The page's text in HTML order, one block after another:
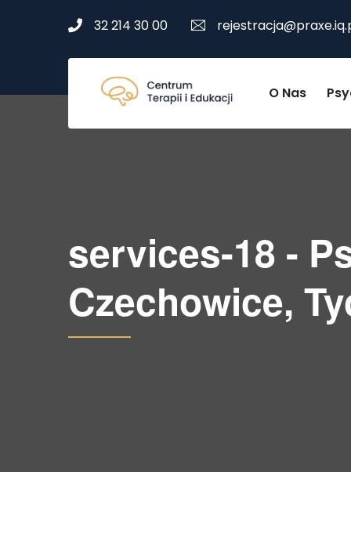
32 214 30 00
O Nas
services-18 -
Czechowice,